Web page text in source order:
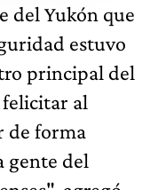
del Yukón que
estuvo
principal del
al
de forma
gente del